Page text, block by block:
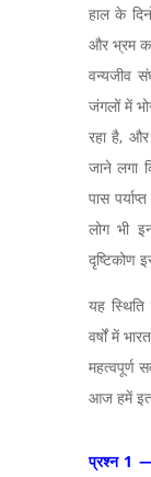
हाल के
और भ्रम
वन्यजीव
जंगलों में
रहा है, और
जाने लगा
पास
लोग भी
दृष्टिकोण
यह
वर्षों में
महत्वपूर्ण
आज हमें
प्रश्न 1